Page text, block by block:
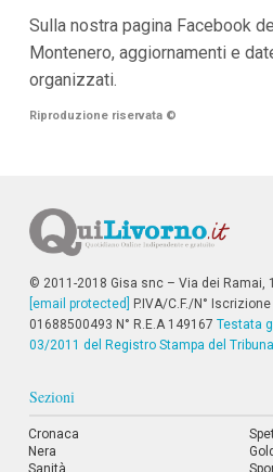
i
n
f
n
d
Sulla nostra pagina Facebook
Montenero, aggiornamenti e
organizzati.
Riproduzione riservata ©
© 2011-2018 Gisa snc – Via dei Ramai,
[email protected]
P.IVA/C.F./N°
01688500493 N° R.E.A 149167 Testata
03/2011 del Registro Stampa del
Sezioni
Cronaca
Nera